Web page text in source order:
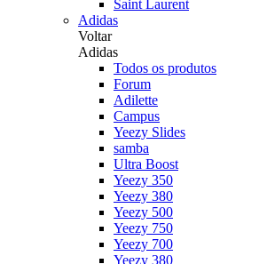
Saint Laurent
Adidas
Voltar
Adidas
Todos os produtos
Forum
Adilette
Campus
Yeezy Slides
samba
Ultra Boost
Yeezy 350
Yeezy 380
Yeezy 500
Yeezy 750
Yeezy 700
Yeezy 380